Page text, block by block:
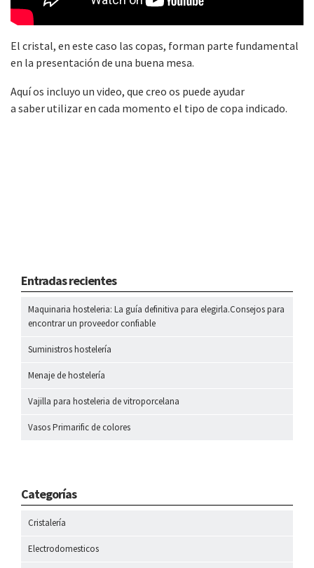
El cristal, en este caso las copas, forman parte fundamental
en la presentación de una buena mesa.
Aquí os incluyo un video, que creo os puede ayudar
a saber utilizar en cada momento el tipo de copa indicado.
Entradas recientes
Maquinaria hosteleria: La guía definitiva para elegirla.Consejos para
encontrar un proveedor confiable
Suministros hostelería
Menaje de hostelería
Vajilla para hosteleria de vitroporcelana
Vasos Primarific de colores
Categorías
Cristalería
Electrodomesticos